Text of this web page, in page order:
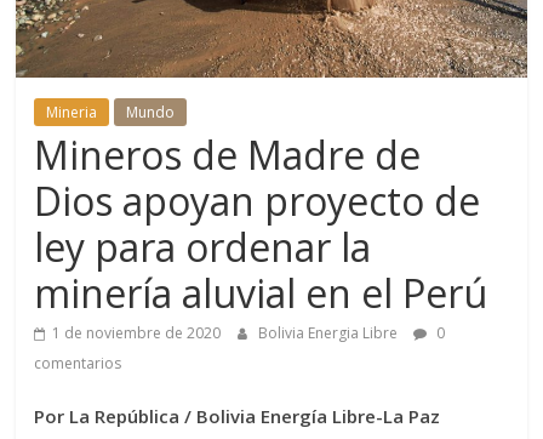
Mineria Mundo
Mineros de Madre de
Dios apoyan proyecto de
ley para ordenar la
minería aluvial en el Perú
1 de noviembre de 2020 Bolivia Energia Libre
0
comentarios
Por La República / Bolivia Energía Libre-La Paz